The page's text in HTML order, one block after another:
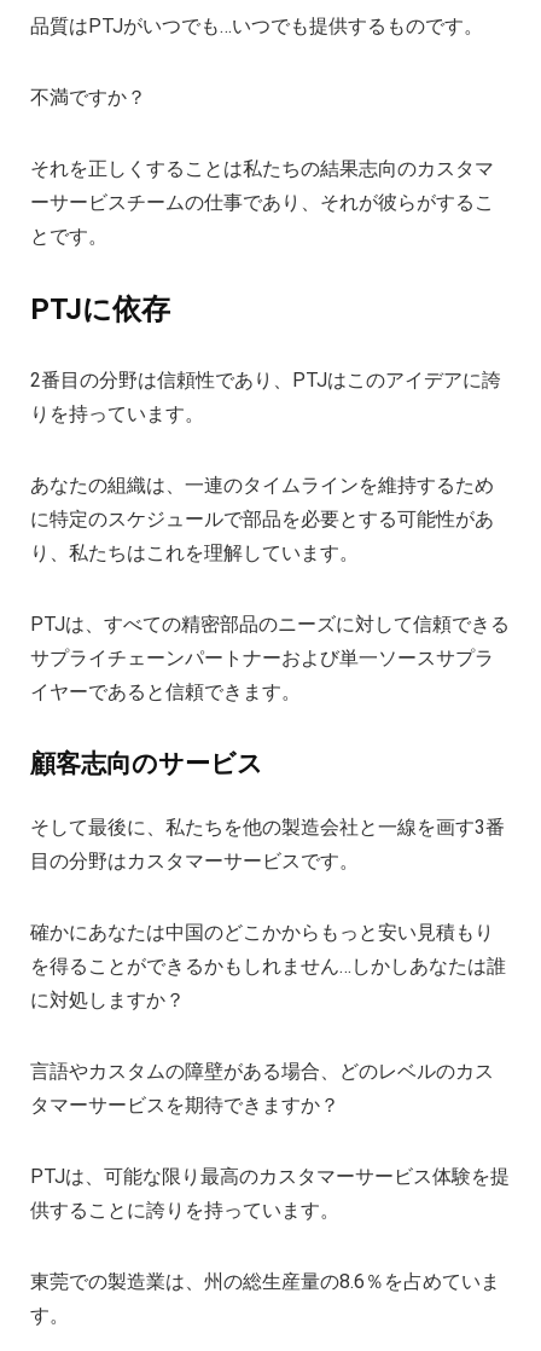
品質はPTJがいつでも…いつでも提供するものです。
不満ですか？
それを正しくすることは私たちの結果志向のカスタマ
ーサービスチームの仕事であり、それが彼らがするこ
とです。
PTJに依存
2番目の分野は信頼性であり、PTJはこのアイデアに誇
りを持っています。
あなたの組織は、一連のタイムラインを維持するため
に特定のスケジュールで部品を必要とする可能性があ
り、私たちはこれを理解しています。
PTJは、すべての精密部品のニーズに対して信頼できる
サプライチェーンパートナーおよび単一ソースサプラ
イヤーであると信頼できます。
顧客志向のサービス
そして最後に、私たちを他の製造会社と一線を画す3番
目の分野はカスタマーサービスです。
確かにあなたは中国のどこかからもっと安い見積もり
を得ることができるかもしれません…しかしあなたは誰
に対処しますか？
言語やカスタムの障壁がある場合、どのレベルのカス
タマーサービスを期待できますか？
PTJは、可能な限り最高のカスタマーサービス体験を提
供することに誇りを持っています。
東莞での製造業は、州の総生産量の8.6％を占めていま
す。